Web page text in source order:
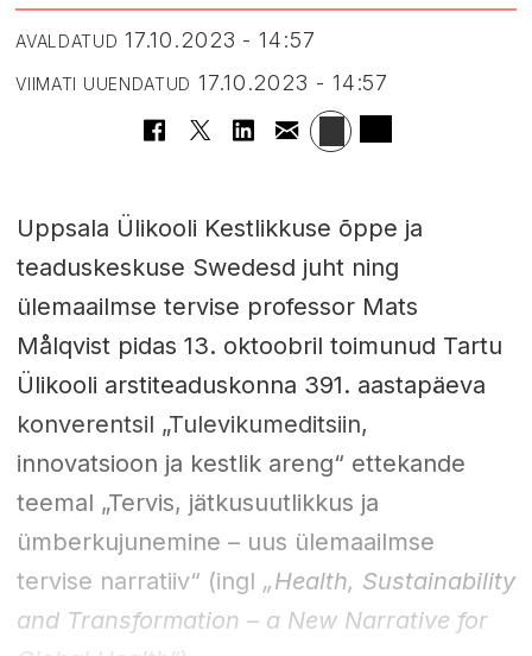
AVALDATUD 17.10.2023 - 14:57
VIIMATI UUENDATUD 17.10.2023 - 14:57
Uppsala Ülikooli Kestlikkuse õppe ja
teaduskeskuse Swedesd juht ning
ülemaailmse tervise professor Mats
Målqvist pidas 13. oktoobril toimunud Tartu
Ülikooli arstiteaduskonna 391. aastapäeva
konverentsil „Tulevikumeditsiin,
innovatsioon ja kestlik areng“ ettekande
teemal „Tervis, jätkusuutlikkus ja
ümberkujunemine – uus ülemaailmse
tervise narratiiv“ (ingl „Health, Sustainability
and Transformation – a New Narrative for